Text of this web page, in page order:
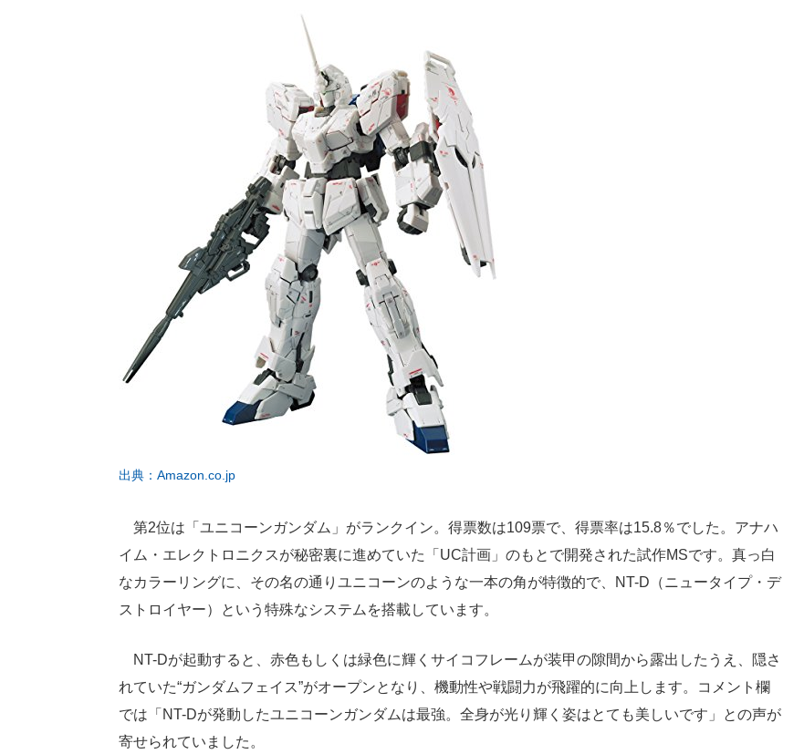
出典：Amazon.co.jp
第2位は「ユニコーンガンダム」がランクイン。得票数は109票で、得票率は15.8％でした。アナハ
イム・エレクトロニクスが秘密裏に進めていた「UC計画」のもとで開発された試作MSです。真っ白
なカラーリングに、その名の通りユニコーンのような一本の角が特徴的で、NT-D（ニュータイプ・デ
ストロイヤー）という特殊なシステムを搭載しています。
NT-Dが起動すると、赤色もしくは緑色に輝くサイコフレームが装甲の隙間から露出したうえ、隠さ
れていた“ガンダムフェイス”がオープンとなり、機動性や戦闘力が飛躍的に向上します。コメント欄
では「NT-Dが発動したユニコーンガンダムは最強。全身が光り輝く姿はとても美しいです」との声が
寄せられていました。